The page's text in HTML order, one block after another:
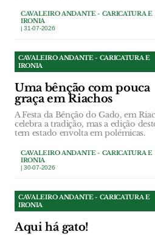
CAVALEIRO ANDANTE - CARICATURA E
IRONIA
| 31-07-2026
CAVALEIRO ANDANTE - CARICATURA E
IRONIA
Uma bênção com pouca
graça em Riachos
A Festa da Bênção do Gado, em
celebra a tradição, mas a edição
tem estado envolta em polémicas.
CAVALEIRO ANDANTE - CARICATURA E
IRONIA
| 30-07-2026
CAVALEIRO ANDANTE - CARICATURA E
IRONIA
Aqui há gato!